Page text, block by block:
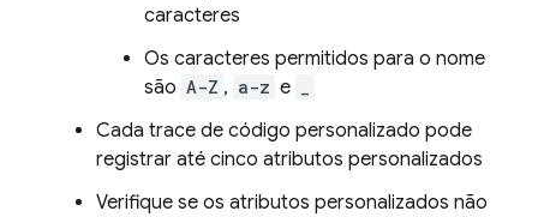
caracteres
Os caracteres permitidos para o nome
são A-Z , a-z e
Cada trace de código personalizado pode
registrar até cinco atributos personalizados
Verifique se os atributos personalizados não